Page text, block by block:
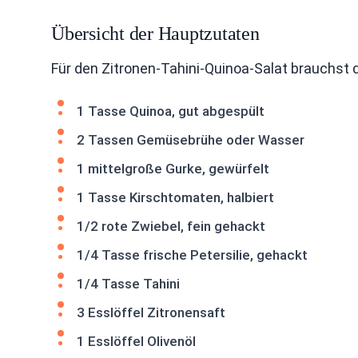
Übersicht der Hauptzutaten
Für den Zitronen-Tahini-Quinoa-Salat brauchst
1 Tasse Quinoa, gut abgespült
2 Tassen Gemüsebrühe oder Wasser
1 mittelgroße Gurke, gewürfelt
1 Tasse Kirschtomaten, halbiert
1/2 rote Zwiebel, fein gehackt
1/4 Tasse frische Petersilie, gehackt
1/4 Tasse Tahini
3 Esslöffel Zitronensaft
1 Esslöffel Olivenöl